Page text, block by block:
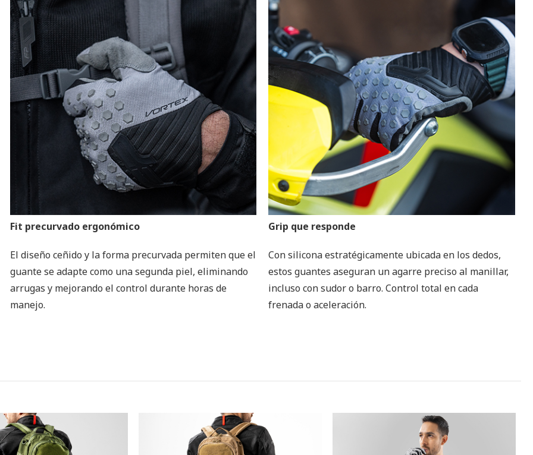
Fit precurvado ergonómico
El diseño ceñido y la forma precurvada permiten que el
guante se adapte como una segunda piel, eliminando
arrugas y mejorando el control durante horas de
manejo.
Grip que responde
Con silicona estratégicamente ubicada en los dedos,
estos guantes aseguran un agarre preciso al manillar,
incluso con sudor o barro. Control total en cada
frenada o aceleración.